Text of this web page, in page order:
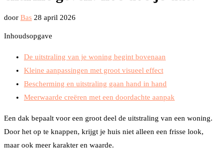
door Bas 28 april 2026
Inhoudsopgave
De uitstraling van je woning begint bovenaan
Kleine aanpassingen met groot visueel effect
Bescherming en uitstraling gaan hand in hand
Meerwaarde creëren met een doordachte aanpak
Een dak bepaalt voor een groot deel de uitstraling van een woning.
Door het op te knappen, krijgt je huis niet alleen een frisse look,
maar ook meer karakter en waarde.